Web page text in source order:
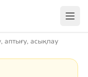
аптығу, асықпау